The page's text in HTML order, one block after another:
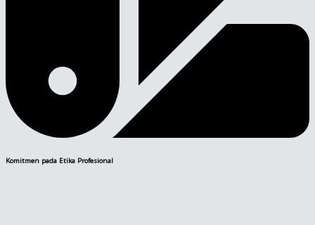
Komitmen pada Etika Profesional